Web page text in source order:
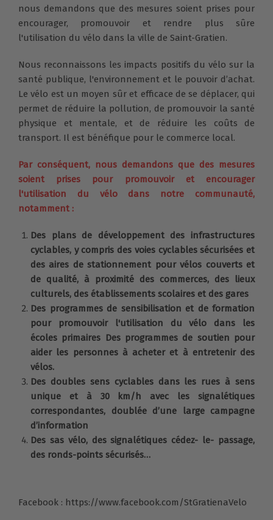
nous demandons que des mesures soient prises pour
encourager, promouvoir et rendre plus sûre
l'utilisation du vélo dans la ville de Saint-Gratien.
Nous reconnaissons les impacts positifs du vélo sur la
santé publique, l'environnement et le pouvoir d’achat.
Le vélo est un moyen sûr et efficace de se déplacer, qui
permet de réduire la pollution, de promouvoir la santé
physique et mentale, et de réduire les coûts de
transport. Il est bénéfique pour le commerce local.
Par conséquent, nous demandons que des mesures
soient prises pour promouvoir et encourager
l'utilisation du vélo dans notre communauté,
notamment :
Des plans de développement des infrastructures
cyclables, y compris des voies cyclables sécurisées et
des aires de stationnement pour vélos couverts et
de qualité, à proximité des commerces, des lieux
culturels, des établissements scolaires et des gares
Des programmes de sensibilisation et de formation
pour promouvoir l'utilisation du vélo dans les
écoles primaires Des programmes de soutien pour
aider les personnes à acheter et à entretenir des
vélos.
Des doubles sens cyclables dans les rues à sens
unique et à 30 km/h avec les signalétiques
correspondantes, doublée d’une large campagne
d’information
Des sas vélo, des signalétiques cédez- le- passage,
des ronds-points sécurisés…
Facebook : https://www.facebook.com/StGratienaVelo